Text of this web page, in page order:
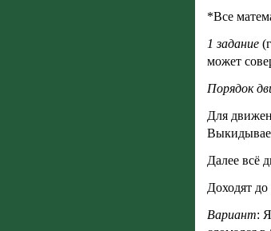
*Все
1 задание
может
Порядок
Для
Далее всё
Доходят
Вариант: